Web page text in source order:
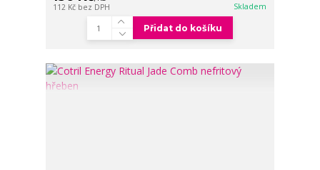
112 Kč bez DPH Skladem
Přidat do košíku